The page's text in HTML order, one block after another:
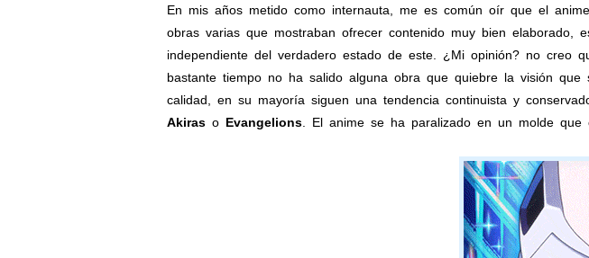
En mis años metido como internauta, me es común oír que el
obras varias que mostraban ofrecer contenido muy bien
independiente del verdadero estado de este. ¿Mi opinión? no creo
bastante tiempo no ha salido alguna obra que quiebre la visión
calidad, en su mayoría siguen una tendencia continuista y
Akiraso Evangelions. El anime se ha paralizado en un molde que